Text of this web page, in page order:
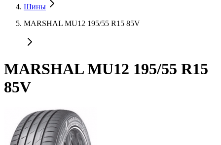
Шины
MARSHAL MU12 195/55 R15 85V
MARSHAL MU12 195/55 R15
85V